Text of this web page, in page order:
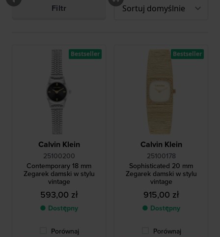
Filtr
Calvin Klein
25100200
Contemporary 18 mm
Zegarek damski w stylu
vintage
593,00 zł
● Dostępny
Porównaj
Bestseller
Calvin Klein
25100178
Sophisticated 20 mm
Zegarek damski w stylu
vintage
915,00 zł
● Dostępny
Porównaj
Bestseller